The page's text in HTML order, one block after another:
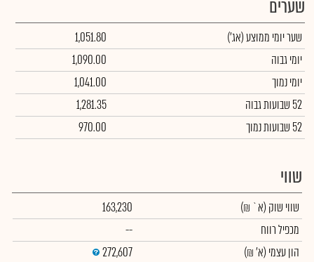
שערים
שער יומי ממוצע(אג')
1,051.80
יומי גבוה
1,090.00
יומי נמוך
1,041.00
52 שבועות גבוה
1,281.35
52 שבועות נמוך
970.00
שווי
שווי שוק (א` ₪)
163,230
מכפיל רווח
--
הון עצמי (א' ₪)
272,607